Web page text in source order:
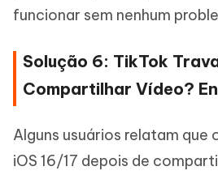
funcionar sem nenhum
Solução 6: TikTok
Compartilhar Vídeo?
Alguns usuários relatam que
iOS 16/17 depois de